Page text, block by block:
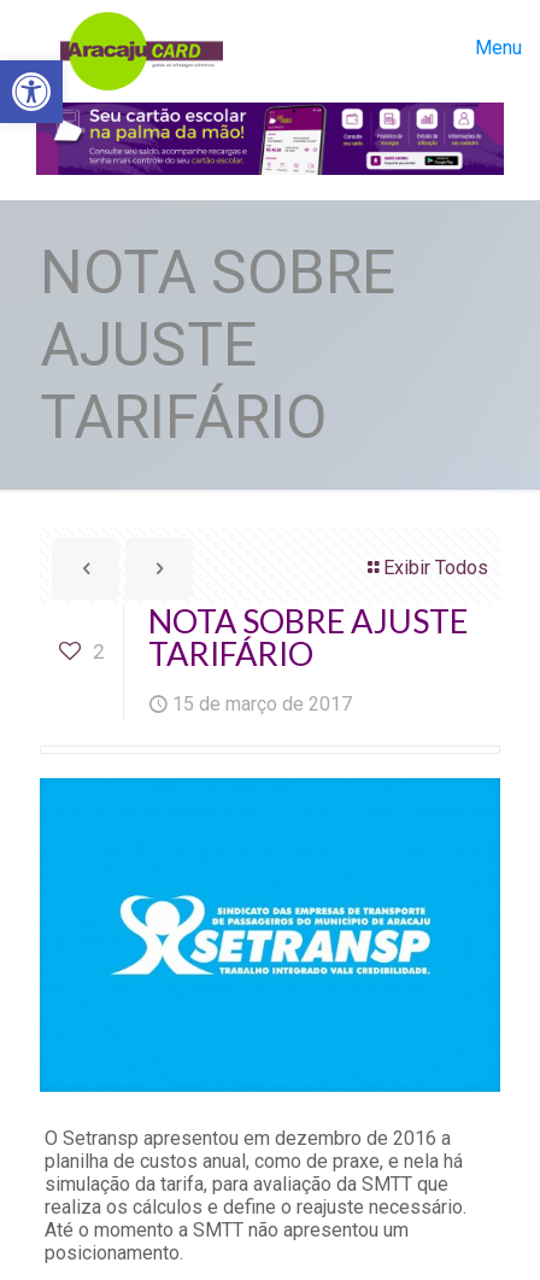
Abrir a barra de ferramentas
Menu
NOTA SOBRE
AJUSTE
TARIFÁRIO
Exibir Todos
2
NOTA SOBRE AJUSTE
TARIFÁRIO
15 de março de 2017
O Setransp apresentou em dezembro de 2016 a
planilha de custos anual, como de praxe, e nela há
simulação da tarifa, para avaliação da SMTT que
realiza os cálculos e define o reajuste necessário.
Até o momento a SMTT não apresentou um
posicionamento.